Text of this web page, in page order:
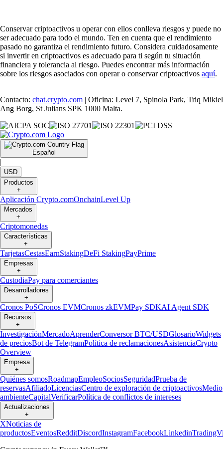
Conservar criptoactivos u operar con ellos conlleva riesgos y puede no
ser adecuado para todo el mundo. Ten en cuenta que el rendimiento
pasado no garantiza el rendimiento futuro. Considera cuidadosamente
si invertir en criptoactivos es adecuado para ti según tu situación
financiera y tolerancia al riesgo. Puedes encontrar más información
sobre los riesgos asociados con operar o conservar criptoactivos aquí.
Contacto: chat.crypto.com | Oficina: Level 7, Spinola Park, Triq Mikiel
Ang Borg, St Julians SPK 1000 Malta.
Español
|
USD
Productos
+
Aplicación Crypto.comOnchainLevel Up
Mercados
+
Criptomonedas
Características
+
TarjetasCestasEarnStakingDeFi StakingPayPrime
Empresas
+
CustodiaPay para comerciantes
Desarrolladores
+
Cronos PoSCronos EVMCronos zkEVMPay SDKAI Agent SDK
Recursos
+
InvestigaciónMercadoAprenderConversor BTC/USDGlosarioWidgets
de preciosBot de TelegramPolítica de reclamacionesAsistenciaCrypto
Overview
Empresa
+
Quiénes somosRoadmapEmpleoSociosSeguridadPrueba de
reservasAfiliadoLicenciasCentro de exploración de criptoactivosMedio
ambienteCapitalVerificarPolítica de conflictos de intereses
Actualizaciones
+
XNoticias de
productosEventosRedditDiscordInstagramFacebookLinkedin